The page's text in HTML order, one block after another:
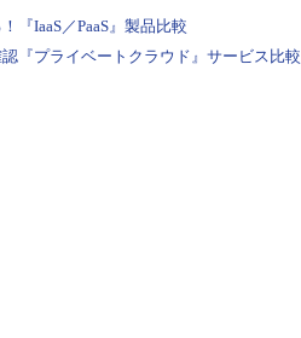
『IaaS／PaaS』製品比較
『プライベートクラウド』サービス比較